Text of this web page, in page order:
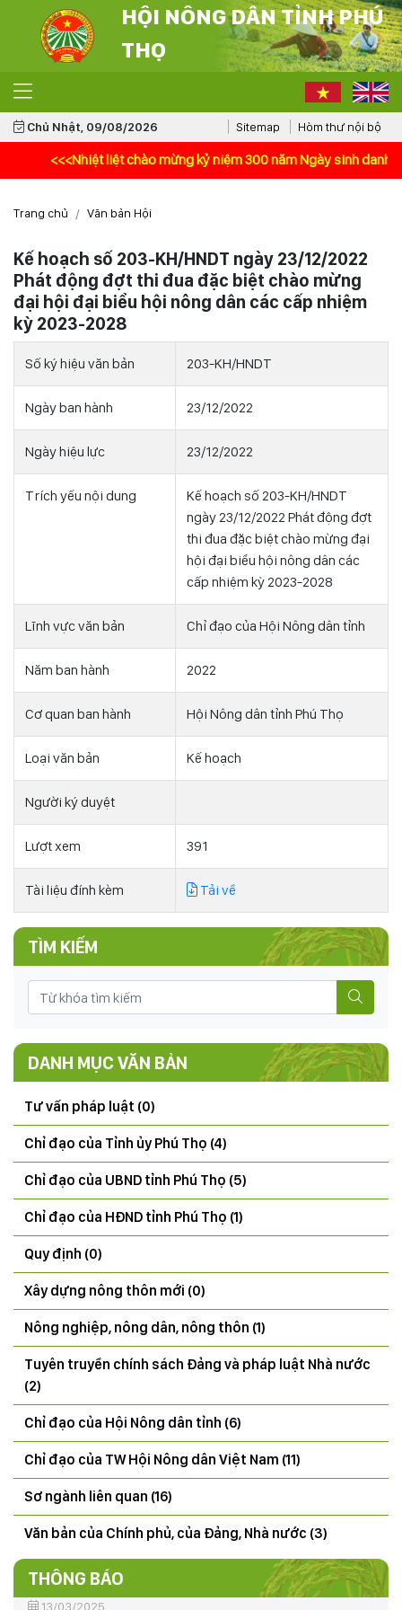
HỘI NÔNG DÂN TỈNH PHÚ
THỌ
Chủ Nhật, 09/08/2026 Sitemap Hòm thư nội bộ
<<<Nhiệt liệt chào mừng kỷ niệm 300 năm Ngày sinh danh
Trang chủ Văn bản Hội
Kế hoạch số 203-KH/HNDT ngày 23/12/2022
Phát động đợt thi đua đặc biệt chào mừng
đại hội đại biểu hội nông dân các cấp nhiệm
kỳ 2023-2028
Số ký hiệu văn bản 203-KH/HNDT
Ngày ban hành 23/12/2022
Ngày hiệu lực 23/12/2022
Trích yếu nội dung
Kế hoạch số 203-KH/HNDT
ngày 23/12/2022 Phát động đợt
thi đua đặc biệt chào mừng đại
hội đại biểu hội nông dân các
cấp nhiệm kỳ 2023-2028
Lĩnh vực văn bản Chỉ đạo của Hội Nông dân tỉnh
Năm ban hành 2022
Cơ quan ban hành Hội Nông dân tỉnh Phú Thọ
Loại văn bản Kế hoạch
Người ký duyệt
Lượt xem 391
Tài liệu đính kèm Tải về
TÌM KIẾM
DANH MỤC VĂN BẢN
Tư vấn pháp luật (0)
Chỉ đạo của Tỉnh ủy Phú Thọ (4)
Chỉ đạo của UBND tỉnh Phú Thọ (5)
Chỉ đạo của HĐND tỉnh Phú Thọ (1)
Quy định (0)
Xây dựng nông thôn mới (0)
Nông nghiệp, nông dân, nông thôn (1)
Tuyên truyền chính sách Đảng và pháp luật Nhà nước
(2)
Chỉ đạo của Hội Nông dân tỉnh (6)
Chỉ đạo của TW Hội Nông dân Việt Nam (11)
Sơ ngành liên quan (16)
Văn bản của Chính phủ, của Đảng, Nhà nước (3)
THÔNG BÁO
THÔNG BÁO Kết quả tổng điều tra tình hình sinh vật
gây hại (SVGH) đầu vụ, dự báo SVGH trên cây lúa vụ
Mùa 2026
22/07/2026
CÔNG ĐIỆN V/v đảm bảo an toàn hạ du khi xả lũ hồ
thủy điện Hòa Bình
50 năm ngày giải phóng miền Nam, thống nhất đất
nước (30/4/1975-30/4/2025)
13/03/2025